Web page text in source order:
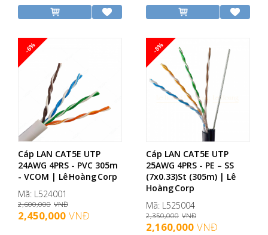
-6%
Cáp LAN CAT5E UTP
24AWG 4PRS - PVC 305m
- VCOM | Lê Hoàng Corp
Mã: L524001
2,600,000 VNĐ
2,450,000 VNĐ
-8%
Cáp LAN CAT5E UTP
25AWG 4PRS - PE – SS
(7x0.33)St (305m) | Lê
Hoàng Corp
Mã: L525004
2,350,000 VNĐ
2,160,000 VNĐ